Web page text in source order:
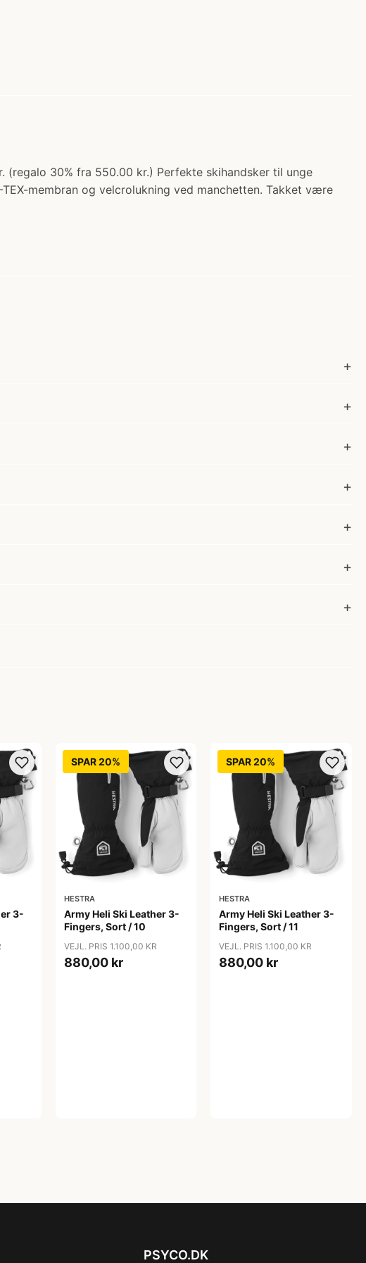
(regalo 30% fra 550.00 kr.) Perfekte skihandsker til unge
membran og velcrolukning ved manchetten. Takket være
3-
SPAR 20%
HESTRA
Army Heli Ski Leather 3-
Fingers, Sort / 10
VEJL. PRIS 1.100,00 KR
880,00 kr
SPAR 20%
HESTRA
Army Heli Ski Leather 3-
Fingers, Sort / 11
VEJL. PRIS 1.100,00 KR
880,00 kr
PSYCO.DK